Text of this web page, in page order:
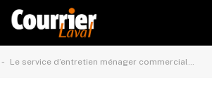
- Le service d’entretien ménager commercial: Une solution pratique et rentable pour les entreprises